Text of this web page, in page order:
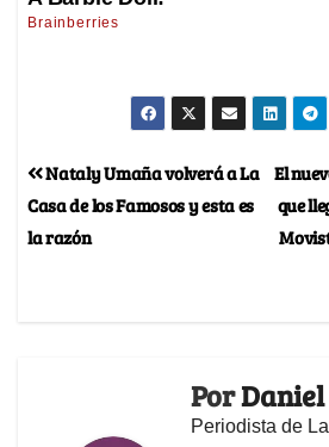
El
que
Nataly Umaña volverá a La
Casa de los Famosos y esta es
la razón
Por
Periodista de